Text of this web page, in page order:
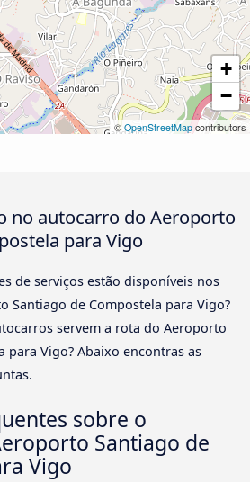
+
−
©OpenStreetMap contributors
no autocarro do Aeroporto
para Vigo
de serviços estão disponíveis nos
Santiago de Compostela para Vigo?
servem a rota do Aeroporto
para Vigo? Abaixo encontras as
sobre o
Santiago de
Vigo